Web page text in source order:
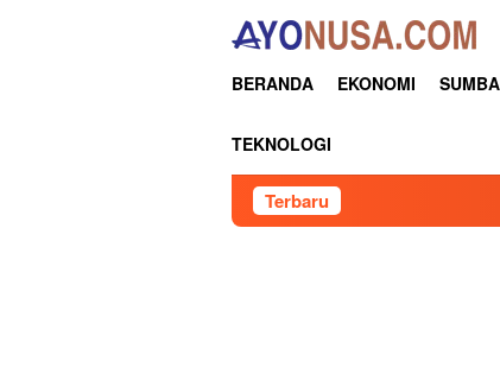
BERANDA EKONOMI
TEKNOLOGI
Terbaru